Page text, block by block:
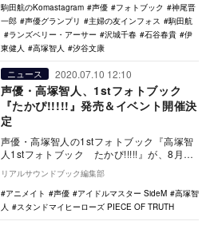
駒田航のKomastagram
声優 フォトブック
神尾晋
一郎
声優グランプリ 主婦の友インフォス
駒田航
ランズベリー・アーサー
沢城千春 石谷春貴
伊
東健人
高塚智人 汐谷文康
ニュース 2020.07.10 12:10
声優・高塚智人、1stフォトブック
『たかぴ!!!!!』発売＆イベント開催決
定
声優・高塚智人の1stフォトブック『高塚智
人1stフォトブック たかぴ!!!!!』が、8月25
日にアニメイトより発売される。高塚…
リアルサウンドブック編集部
アニメイト
声優 アイドルマスター SideM
高塚智
人
スタンドマイヒーローズ PIECE OF TRUTH